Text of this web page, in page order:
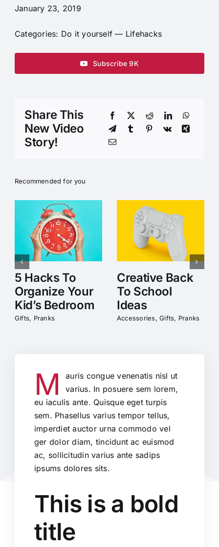
January 23, 2019
Categories: Do it yourself — Lifehacks
Subscribe 9K
Share This
New Video
Story!
Recommended for you
5 Hacks To
Organize Your
Kid’s Bedroom
Gifts, Pranks
Accessories
Pranks
Creative Back
To School
Ideas
Accessories,Gifts, Pranks
Accessories
M
auris congue venenatis nisl ut
varius. In posuere sem lorem,
eu iaculis ante. Quisque eget turpis
sem. Phasellus varius tempor tellus,
imperdiet auctor urna commodo vel
ger dolor diam, tincidunt ac euismod
ac, sollicitudin varius ante sadips
ipsums dolores sits.
This is a bold
title